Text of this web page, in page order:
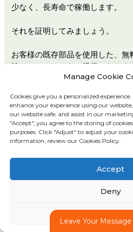
少なく、長寿命で稼働します。
それを証明してみましょう。
お客様の既存部品を使用した、無
性）セッションをご提供いたしま
り、当社のエンジニアリングチ
トラップ、ヒケなど）の特定、ゲ
ウトの提案、サイクルタイムと金
いてご説明いたします。実際のデ
がコストが発生する前にどのよう
アンシックス・テック・リミテッド
専門分野：コンセプトからコスト
ワン​​ストップの射出成形ソリュ
設備：生産拠点4ヶ所（中国＋ベ
Leave Your Message
Manage Cookie
Cookies give you a personalized
enhance your experience using our
our website safe, and assist in our
"Accept", you agree to the storing of
purposes. Click "Adjust" to adjust your
information, review our Cookies Policy.
Accept
Deny